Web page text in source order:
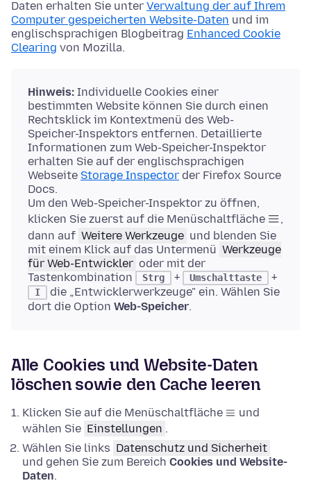
Daten erhalten Sie unter Verwaltung der auf Ihrem
Computer gespeicherten Website-Daten und im
englischsprachigen Blogbeitrag Enhanced Cookie
Clearing von Mozilla.
Hinweis: Individuelle Cookies einer
bestimmten Website können Sie durch einen
Rechtsklick im Kontextmenü des Web-
Speicher-Inspektors entfernen. Detaillierte
Informationen zum Web-Speicher-Inspektor
erhalten Sie auf der englischsprachigen
Webseite Storage Inspector der Firefox Source
Docs.
Um den Web-Speicher-Inspektor zu öffnen,
klicken Sie zuerst auf die Menüschaltfläche
,
dann auf Weitere Werkzeuge und blenden Sie
mit einem Klick auf das Untermenü Werkzeuge
für Web-Entwickler oder mit der
Tastenkombination
Strg + Umschalttaste +
I
die „Entwicklerwerkzeuge" ein. Wählen Sie
dort die Option Web-Speicher.
Alle Cookies und Website-Daten
löschen sowie den Cache leeren
Klicken Sie auf die Menüschaltfläche
und
wählen Sie Einstellungen .
Wählen Sie links Datenschutz und Sicherheit
und gehen Sie zum Bereich Cookies und Website-
Daten.